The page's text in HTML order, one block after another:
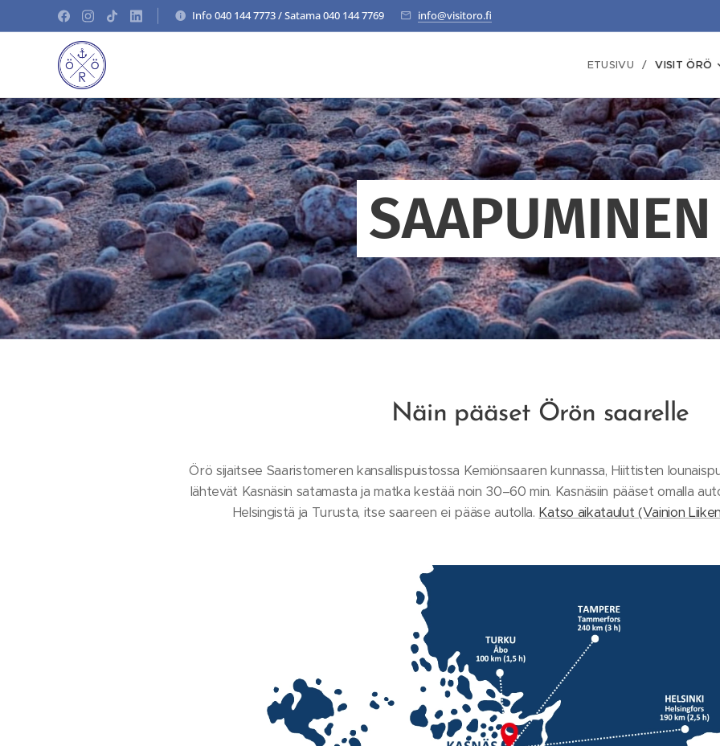
Info 040 144 7773 / Satama 040 144 7769 info@visitoro.fi
ETUSIVU VISIT ÖRÖ
SAAPUMINEN
Näin pääset Örön saarelle
Örö sijaitsee Saaristomeren kansallispuistossa Kemiönsaaren kunnassa, Hiittisten
lähtevät Kasnäsin satamasta ja matka kestää noin 30–60 min. Kasnäsiin pääset omalla
Helsingistä ja Turusta, itse saareen ei pääse autolla. Katso aikataulut (Vainion